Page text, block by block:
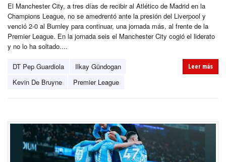
El Manchester City, a tres días de recibir al Atlético de Madrid en la
Champions League, no se amedrentó ante la presión del Liverpool y
venció 2-0 al Burnley para continuar, una jornada más, al frente de la
Premier League. En la jornada seis el Manchester City cogió el liderato
y no lo ha soltado....
DT Pep Guardiola
Ilkay Gündogan
Kevin De Bruyne
Premier League
Leer más